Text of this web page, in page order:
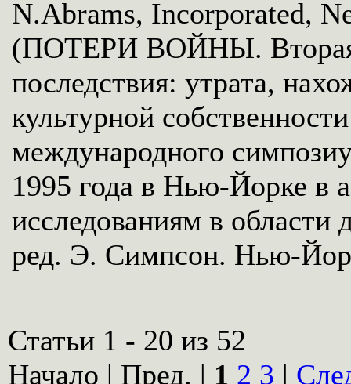
N.Abrams, Incorporated,
(ПОТЕРИ ВОЙНЫ. Вторая
последствия: утрата,
культурной
международного
1995 года в Нью-Йорке в
исследованиям в области
ред. Э. Симпсон. Нью-
Статьи 1 - 20 из 52
Начало | Пред. | 1 2 3 |